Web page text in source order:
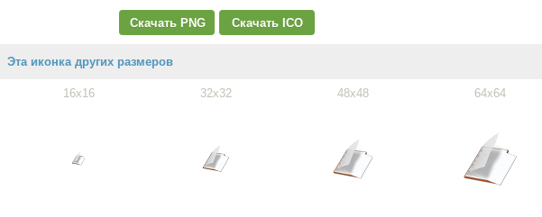
Скачать PNG Скачать ICO
Эта иконка других размеров
16x16 32x32 48x48 64x64